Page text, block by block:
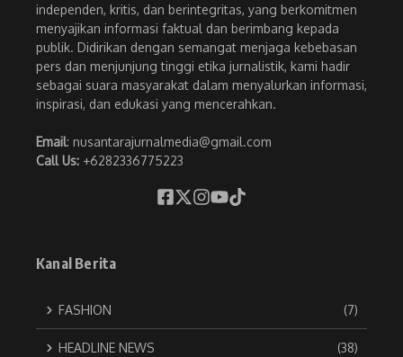
independen, kritis, dan berintegritas, yang berkomitmen
menyajikan informasi faktual dan berimbang kepada
publik. Didirikan dengan semangat menjaga kebebasan
pers dan menjunjung tinggi etika jurnalistik, kami hadir
sebagai suara masyarakat dalam menyalurkan informasi,
inspirasi, dan edukasi yang mencerahkan.
Email: nusantarajurnalmedia@gmail.com
Call Us: +6282336775223
Kanal Berita
FASHION (7)
HEADLINE NEWS (38)